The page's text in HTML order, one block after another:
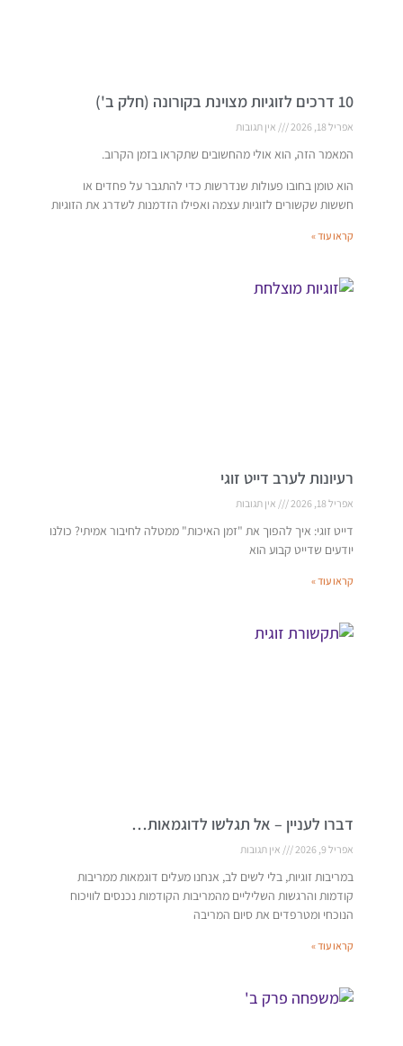
10 דרכים לזוגיות מצוינת בקורונה (חלק ב')
אפריל 18, 2026 אין תגובות
המאמר הזה, הוא אולי מהחשובים שתקראו בזמן הקרוב.
הוא טומן בחובו פעולות שנדרשות כדי להתגבר על פחדים או
חששות שקשורים לזוגיות עצמה ואפילו הזדמנות לשדרג את הזוגיות
קראו עוד »
רעיונות לערב דייט זוגי
אפריל 18, 2026 אין תגובות
דייט זוגי: איך להפוך את "זמן האיכות" ממטלה לחיבור אמיתי? כולנו
יודעים שדייט קבוע הוא
קראו עוד »
דברו לעניין – אל תגלשו לדוגמאות…
אפריל 9, 2026 אין תגובות
במריבות זוגיות, בלי לשים לב, אנחנו מעלים דוגמאות ממריבות
קודמות והרגשות השליליים מהמריבות הקודמות נכנסים לוויכוח
הנוכחי ומטרפדים את סיום המריבה
קראו עוד »